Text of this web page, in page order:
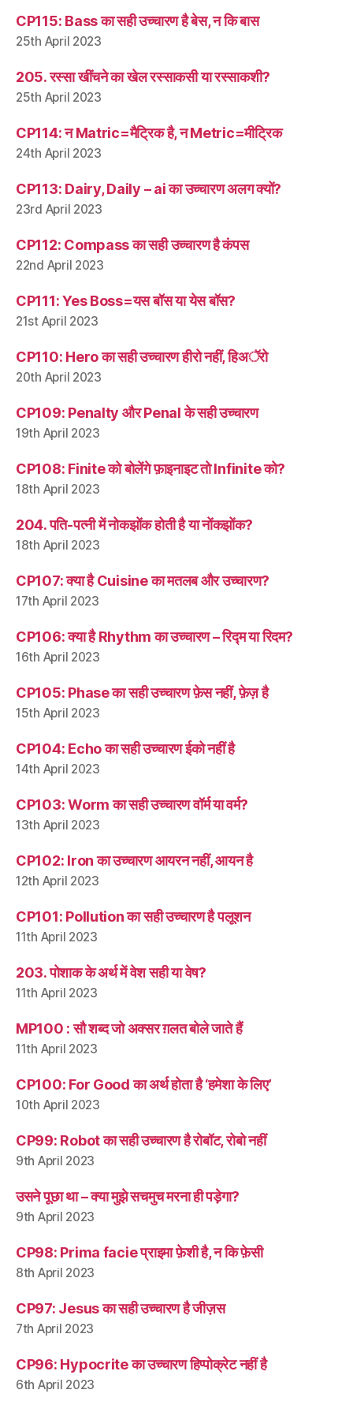
CP115: Bass का सही उच्चारण है बेस, न कि बास
25th April 2023
205. रस्सा खींचने का खेल रस्साकसी या रस्साकशी?
25th April 2023
CP114: न Matric=मैट्रिक है, न Metric=मीट्रिक
24th April 2023
CP113: Dairy, Daily – ai का उच्चारण अलग क्यों?
23rd April 2023
CP112: Compass का सही उच्चारण है कंपस
22nd April 2023
CP111: Yes Boss=यस बॉस या येस बॉस?
21st April 2023
CP110: Hero का सही उच्चारण हीरो नहीं, हिअॅरो
20th April 2023
CP109: Penalty और Penal के सही उच्चारण
19th April 2023
CP108: Finite को बोलेंगे फ़ाइनाइट तो Infinite को?
18th April 2023
204. पति-पत्नी में नोकझोंक होती है या नोंकझोंक?
18th April 2023
CP107: क्या है Cuisine का मतलब और उच्चारण?
17th April 2023
CP106: क्या है Rhythm का उच्चारण – रिद्म या रिदम?
16th April 2023
CP105: Phase का सही उच्चारण फ़ेस नहीं, फ़ेज़ है
15th April 2023
CP104: Echo का सही उच्चारण ईको नहीं है
14th April 2023
CP103: Worm का सही उच्चारण वॉर्म या वर्म?
13th April 2023
CP102: Iron का उच्चारण आयरन नहीं, आयन है
12th April 2023
CP101: Pollution का सही उच्चारण है पलूशन
11th April 2023
203. पोशाक के अर्थ में वेश सही या वेष?
11th April 2023
MP100 : सौ शब्द जो अक्सर ग़लत बोले जाते हैं
11th April 2023
CP100: For Good का अर्थ होता है ‘हमेशा के लिए’
10th April 2023
CP99: Robot का सही उच्चारण है रोबॉट, रोबो नहीं
9th April 2023
उसने पूछा था – क्या मुझे सचमुच मरना ही पड़ेगा?
9th April 2023
CP98: Prima facie प्राइमा फ़ेशी है, न कि फ़ेसी
8th April 2023
CP97: Jesus का सही उच्चारण है जीज़स
7th April 2023
CP96: Hypocrite का उच्चारण हिप्पोक्रेट नहीं है
6th April 2023